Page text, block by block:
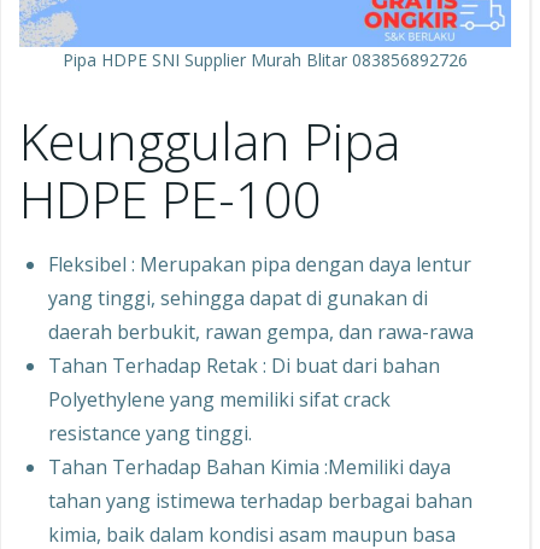
Pipa HDPE SNI Supplier Murah Blitar 083856892726
Keunggulan Pipa
HDPE PE-100
Fleksibel : Merupakan pipa dengan daya lentur
yang tinggi, sehingga dapat di gunakan di
daerah berbukit, rawan gempa, dan rawa-rawa
Tahan Terhadap Retak : Di buat dari bahan
Polyethylene yang memiliki sifat crack
resistance yang tinggi.
Tahan Terhadap Bahan Kimia :Memiliki daya
tahan yang istimewa terhadap berbagai bahan
kimia, baik dalam kondisi asam maupun basa